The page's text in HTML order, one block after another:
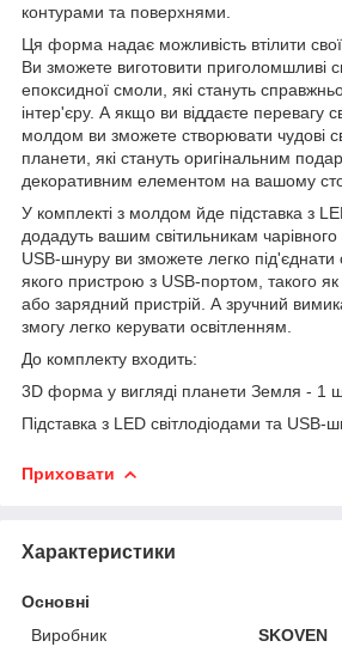
контурами та поверхнями.
Ця форма надає можливість втілити свої
Ви зможете виготовити приголомшливі
епоксидної смоли, які стануть
інтер'єру. А якщо ви віддаєте перевагу
молдом ви зможете створювати чудові
планети, які стануть оригінальним
декоративним елементом на вашому
У комплекті з молдом йде підставка з
додадуть вашим світильникам
USB-шнуру ви зможете легко під'єднати
якого пристрою з USB-портом, такого
або зарядний пристрій. А зручний
змогу легко керувати освітленням.
До комплекту входить:
3D форма у вигляді планети Земля - 1
Підставка з LED світлодіодами та
Приховати
Характеристики
Основні
Виробник
SKOVEN